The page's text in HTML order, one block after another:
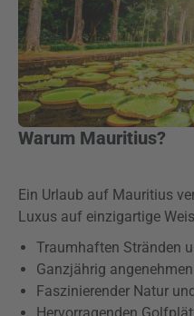
Warum Mauritius?
Ein Urlaub auf Mauritius
Luxus auf einzigartige
Traumhaften Stränden
Ganzjährig
Faszinierender Natur